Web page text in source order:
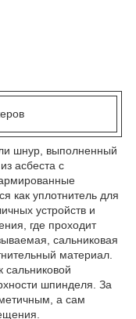
шнур, выполненный
асбеста с
как уплотнитель для
устройств и
где проходит
сальниковая
материал.
сальниковой
шпинделя. За
а сам